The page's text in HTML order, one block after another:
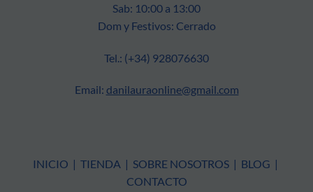
Sab: 10:00 a 13:00
Dom y Festivos: Cerrado
Tel.: (+34) 928076630
Email: danilauraonline@gmail.com
INICIO | TIENDA | SOBRE NOSOTROS | BLOG |
CONTACTO